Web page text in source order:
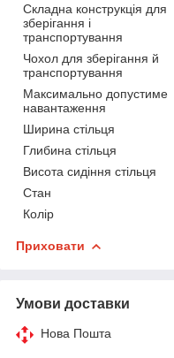
Складна конструкція для
зберігання і
транспортування
Чохол для зберігання й
транспортування
Максимально допустиме
навантаження
Ширина стільця
Глибина стільця
Висота сидіння стільця
Стан
Колір
Приховати
Умови доставки
Нова Пошта